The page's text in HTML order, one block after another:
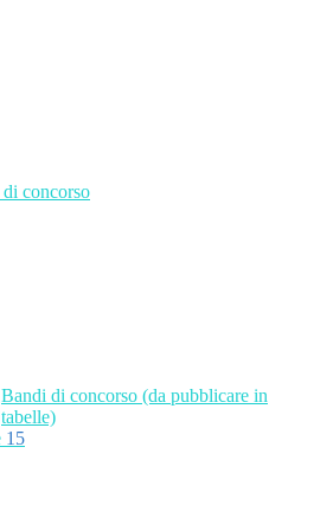
concorso
Bandi di concorso (da pubblicare in
tabelle)
15